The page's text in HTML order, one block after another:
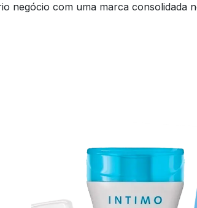
negócio com uma marca consolidada